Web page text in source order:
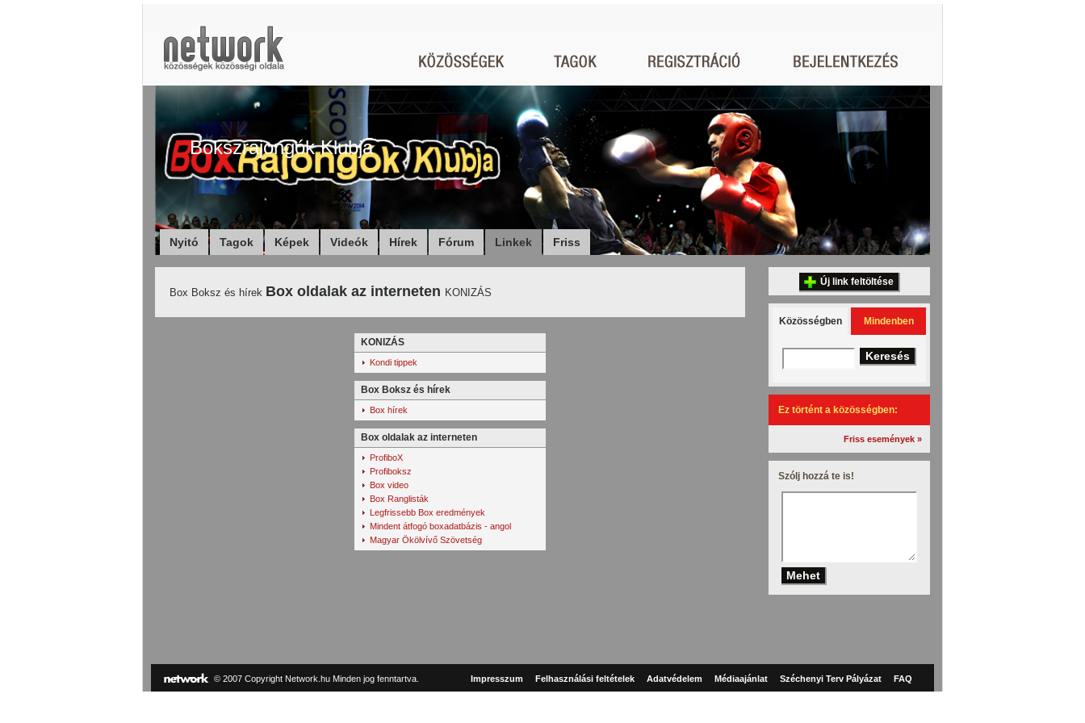
Bokszrajongók Klubja
Nyitó Tagok Képek Videók Hírek Fórum Linkek Friss
Box Boksz és hírek Box oldalak az interneten KONIZÁS
KONIZÁS
Kondi tippek
Box Boksz és hírek
Box hírek
Box oldalak az interneten
ProfiboX
Profiboksz
Box video
Box Ranglisták
Legfrissebb Box eredmények
Mindent átfogó boxadatbázis - angol
Magyar Ökölvívő Szövetség
Új link feltöltése
Közösségben Mindenben
Ez történt a közösségben:
Friss események »
Szólj hozzá te is!
© 2007 Copyright Network.hu Minden jog fenntartva. Impresszum Felhasználási feltételek Adatvédelem Médiaajánlat Széchenyi Terv Pályázat FAQ